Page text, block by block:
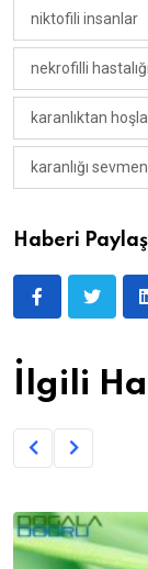
niktofili insanlar
nekrofilli
karanlıktan
karanlığı
Haberi Paylaş
İlgili